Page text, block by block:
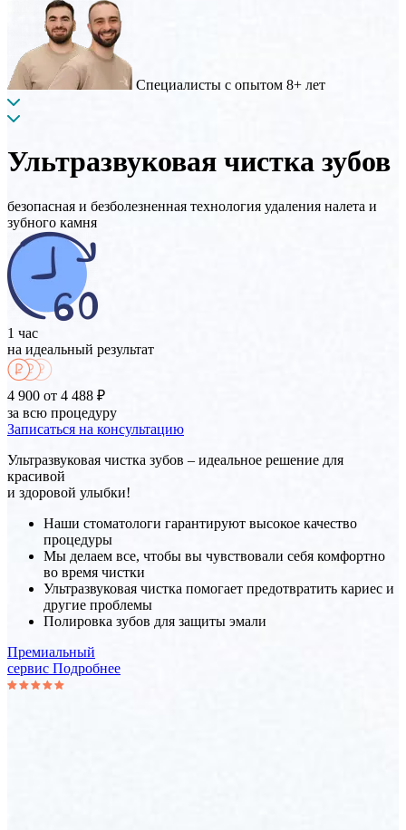
Специалисты с опытом 8+ лет
Ультразвуковая чистка зубов
безопасная и безболезненная технология удаления налета и
зубного камня
1 час
на идеальный результат
4 900 от 4 488 ₽
за всю процедуру
Записаться на консультацию
Ультразвуковая чистка зубов – идеальное решение для
красивой
и здоровой улыбки!
Наши стоматологи гарантируют высокое качество
процедуры
Мы делаем все, чтобы вы чувствовали себя комфортно
во время чистки
Ультразвуковая чистка помогает предотвратить кариес и
другие проблемы
Полировка зубов для защиты эмали
Премиальный
сервис Подробнее